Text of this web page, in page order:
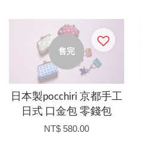
售完
日本製pocchiri 京都手工
日式 口金包 零錢包
NT$ 580.00